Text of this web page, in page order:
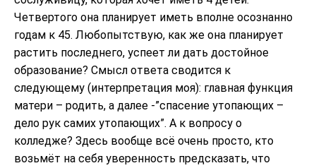
Четвертого она планирует иметь вполне осознанно
годам к 45. Любопытствую, как же она планирует
растить последнего, успеет ли дать достойное
образование? Смысл ответа сводится к
следующему (интерпретация моя): главная функция
матери – родить, а далее -”спасение утопающих –
дело рук самих утопающих”. А к вопросу о
колледже? Здесь вообще всё очень просто, кто
возьмёт на себя уверенность предсказать, что